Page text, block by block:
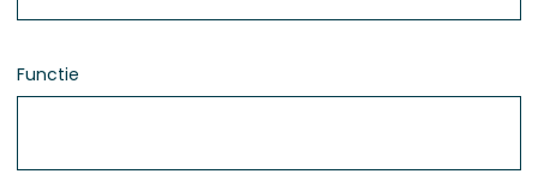
Functie